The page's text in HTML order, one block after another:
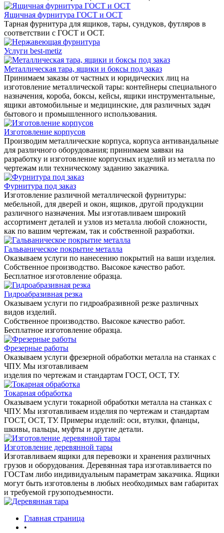
Ящичная фурнитура ГОСТ и ОСТ
Тарная фурнитура для ящиков, тары, сундуков, футляров в
соответствии с ГОСТ и ОСТ.
Услуги best-metiz
Металлическая тара, ящики и боксы под заказ
Принимаем заказы от частных и юридических лиц на
изготовление металлической тары: контейнеры специального
назначения, короба, боксы, кейсы, ящики инструментальные,
ящики автомобильные и медицинские, для различных задач
бытового и промышленного использования.
Изготовление корпусов
Производим металлические корпуса, корпуса антивандальные
для различного оборудования; принимаем заявки на
разработку и изготовление корпусных изделий из металла по
чертежам или техническому заданию заказчика.
Фурнитура под заказ
Изготовление различной металлической фурнитуры:
мебельной, для дверей и окон, ящиков, другой продукции
различного назначения. Мы изготавливаем широкий
ассортимент деталей и узлов из металла любой сложности,
как по вашим чертежам, так и собственной разработки.
Гальваническое покрытие металла
Оказываем услуги по нанесению покрытий на ваши изделия.
Собственное производство. Высокое качество работ.
Бесплатное изготовление образца.
Гидроабразивная резка
Оказываем услуги по гидроабразивной резке различных
видов изделий.
Собственное производство. Высокое качество работ.
Бесплатное изготовление образца.
Фрезерные работы
Оказываем услуги фрезерной обработки металла на станках с
ЧПУ. Мы изготавливаем
изделия по чертежам и стандартам ГОСТ, ОСТ, ТУ.
Токарная обработка
Оказываем услуги токарной обработки металла на станках с
ЧПУ. Мы изготавливаем изделия по чертежам и стандартам
ГОСТ, ОСТ, ТУ. Примеры изделий: оси, втулки, фланцы,
шкивы, пальцы, муфты и другие детали.
Изготовление деревянной тары
Изготавливаем ящики для перевозки и хранения различных
грузов и оборудования. Деревянная тара изготавливается по
ГОСТам либо индивидуальным параметрам заказчика. Ящики
могут быть изготовлены в любых необходимых вам габаритах
и требуемой грузоподъемности.
Главная страница
•